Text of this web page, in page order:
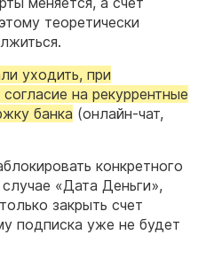
теоретически
уходить, при
на рекуррентные
банка (онлайн-чат,
конкретного
«Дата Деньги»,
закрыть счет
подписка уже не будет